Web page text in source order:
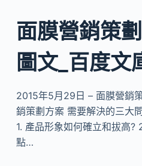
面膜營銷策
圖文_百度文
2015年5月29日 – 面膜營銷
銷策劃方案 需要解決的三大
1. 產品形象如何確立和拔高?
點…